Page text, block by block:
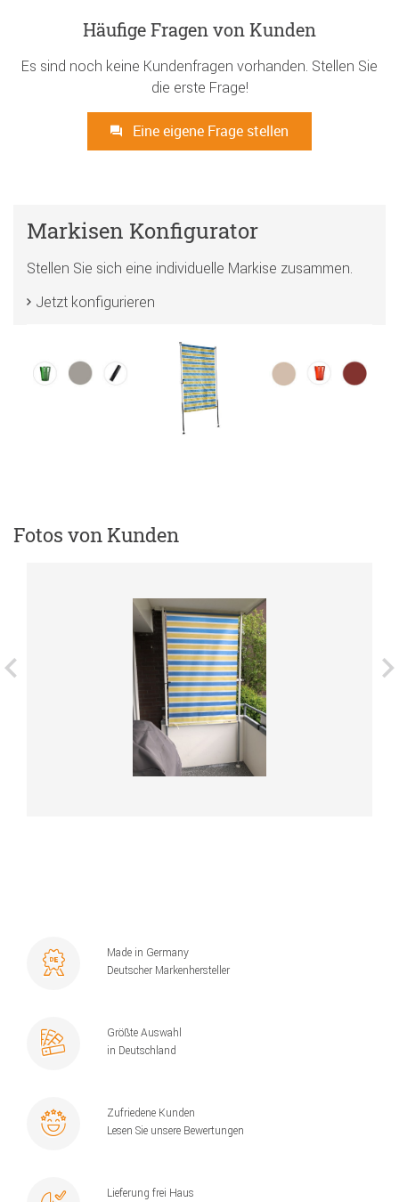
Häufige Fragen von Kunden
Es sind noch keine Kundenfragen vorhanden. Stellen Sie
die erste Frage!
Eine eigene Frage stellen
Markisen Konfigurator
Stellen Sie sich eine individuelle Markise zusammen.
Jetzt konfigurieren
Fotos von Kunden
Made in Germany
Deutscher Markenhersteller
Größte Auswahl
in Deutschland
Zufriedene Kunden
Lesen Sie unsere Bewertungen
Lieferung frei Haus